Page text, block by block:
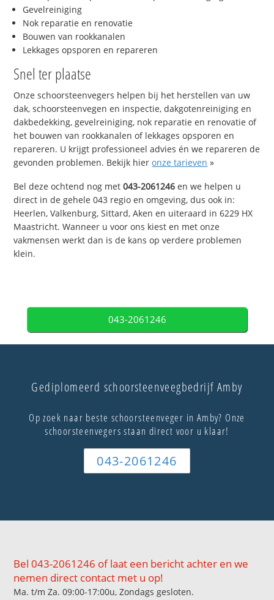
Gevelreiniging
Nok reparatie en renovatie
Bouwen van rookkanalen
Lekkages opsporen en repareren
Snel ter plaatse
Onze schoorsteenvegers helpen bij het herstellen van uw
dak, schoorsteenvegen en inspectie, dakgotenreiniging en
dakbedekking, gevelreiniging, nok reparatie en renovatie of
het bouwen van rookkanalen of lekkages opsporen en
repareren. U krijgt professioneel advies én we repareren de
gevonden problemen. Bekijk hieronze tarieven »
Bel deze ochtend nog met043-2061246 en we helpen u
direct in de gehele 043 regio en omgeving, dus ook in:
Heerlen, Valkenburg, Sittard, Aken en uiteraard in 6229 HX
Maastricht. Wanneer u voor ons kiest en met onze
vakmensen werkt dan is de kans op verdere problemen
klein.
043-2061246
Gediplomeerd schoorsteenveegbedrijf Amby
Op zoek naar beste schoorsteenveger in Amby? Onze
schoorsteenvegers staan direct voor u klaar!
043-2061246
Bel 043-2061246 of laat een bericht achter en we
nemen direct contact met u op!
Ma. t/m Za. 09:00-17:00u, Zondags gesloten.